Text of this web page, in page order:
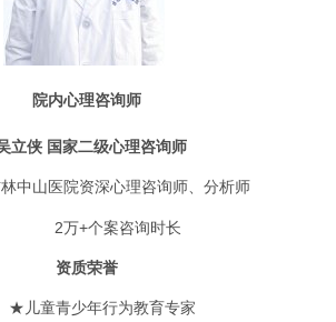
院内心理咨询师
立侠 国家二级心理咨询师
中山医院资深心理咨询师、分析师
2万+个案咨询时长
资质荣誉
★儿童青少年行为教育专家